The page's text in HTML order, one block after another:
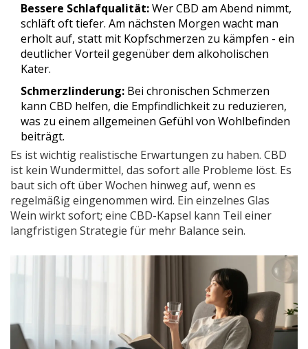
Bessere Schlafqualität:Wer CBD am Abend nimmt,
schläft oft tiefer. Am nächsten Morgen wacht man
erholt auf, statt mit Kopfschmerzen zu kämpfen - ein
deutlicher Vorteil gegenüber dem alkoholischen
Kater.
Schmerzlinderung: Bei chronischen Schmerzen
kann CBD helfen, die Empfindlichkeit zu reduzieren,
was zu einem allgemeinen Gefühl von Wohlbefinden
beiträgt.
Es ist wichtig realistische Erwartungen zu haben. CBD
ist kein Wundermittel, das sofort alle Probleme löst. Es
baut sich oft über Wochen hinweg auf, wenn es
regelmäßig eingenommen wird. Ein einzelnes Glas
Wein wirkt sofort; eine CBD-Kapsel kann Teil einer
langfristigen Strategie für mehr Balance sein.